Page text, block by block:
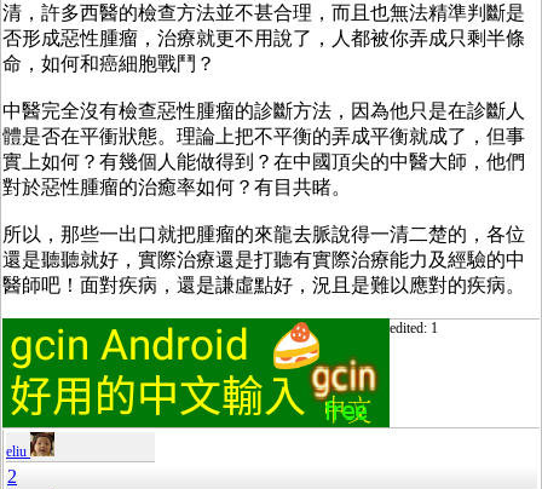
清，許多西醫的檢查方法並不甚合理，而且也無法精準判斷是
否形成惡性腫瘤，治療就更不用說了，人都被你弄成只剩半條
命，如何和癌細胞戰鬥？
中醫完全沒有檢查惡性腫瘤的診斷方法，因為他只是在診斷人
體是否在平衝狀態。理論上把不平衡的弄成平衡就成了，但事
實上如何？有幾個人能做得到？在中國頂尖的中醫大師，他們
對於惡性腫瘤的治癒率如何？有目共睹。
所以，那些一出口就把腫瘤的來龍去脈說得一清二楚的，各位
還是聽聽就好，實際治療還是打聽有實際治療能力及經驗的中
醫師吧！面對疾病，還是謙虛點好，況且是難以應對的疾病。
edited: 1
eliu
2